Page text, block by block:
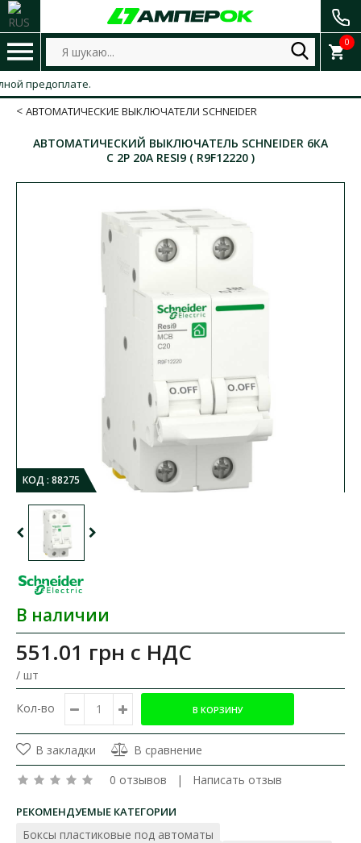
0
предоплате.
АВТОМАТИЧЕСКИЕ ВЫКЛЮЧАТЕЛИ SCHNEIDER
АВТОМАТИЧЕСКИЙ ВЫКЛЮЧАТЕЛЬ SCHNEIDER 6КА
C 2P 20А RESI9 ( R9F12220 )
КОД : 88275
В наличии
551.01 грн с НДС
/ шт
Кол-во
В закладки
В сравнение
0 отзывов | Написать отзыв
РЕКОМЕНДУЕМЫЕ КАТЕГОРИИ
Боксы пластиковые под автоматы